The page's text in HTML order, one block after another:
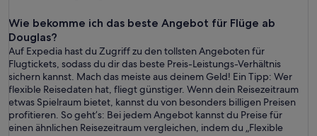
Wie bekomme ich das beste Angebot für Flüge ab
Douglas?
Auf Expedia hast du Zugriff zu den tollsten Angeboten für
Flugtickets, sodass du dir das beste Preis-Leistungs-Verhältnis
sichern kannst. Mach das meiste aus deinem Geld! Ein Tipp: Wer
flexible Reisedaten hat, fliegt günstiger. Wenn dein Reisezeitraum
etwas Spielraum bietet, kannst du von besonders billigen Preisen
profitieren. So geht’s: Bei jedem Angebot kannst du Preise für
einen ähnlichen Reisezeitraum vergleichen, indem du „Flexible